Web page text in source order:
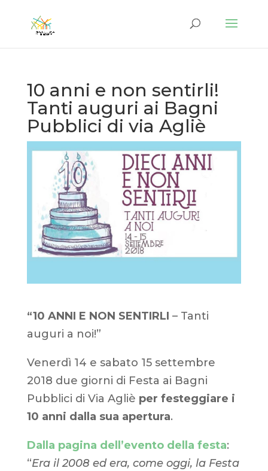
10 anni e non sentirli!
Tanti auguri ai Bagni
Pubblici di via Agliè
“10 ANNI E NON SENTIRLI – Tanti
auguri a noi!”
Venerdì 14 e sabato 15 settembre
2018 due giorni di Festa ai Bagni
Pubblici di Via Agliè per festeggiare i
10 anni dalla sua apertura.
Dalla pagina dell’evento della festa:
“Era il 2008 ed era, come oggi, la Festa